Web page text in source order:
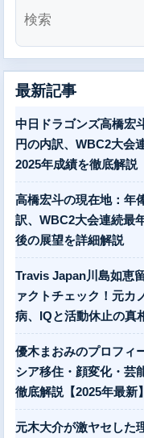
最新記事
中日ドラゴンズ高橋宏
円の内訳、WBC2大会
2025年成績を徹底解説
高橋宏斗の現在地：年
訳、WBC2大会連続最
後の展望を詳細解説
Travis Japan川島如恵
ァクトチェック！元カ
病、IQと活動休止の真
優木まおみのプロフィ
シア移住・顔変化・芸
徹底解説【2025年最新】
元木大介が激ヤセした